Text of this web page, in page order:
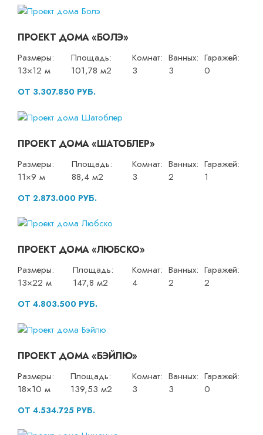
ПРОЕКТ ДОМА «БОЛЭ»
Размеры:
13×12 м
Площадь:
101,78 м2
Комнат:
3
Ванных:
3
Гаражей:
0
ОТ 3.307.850 РУБ.
ПРОЕКТ ДОМА «ШАТОБЛЕР»
Размеры:
11×9 м
Площадь:
88,4 м2
Комнат:
3
Ванных:
2
Гаражей:
1
ОТ 2.873.000 РУБ.
ПРОЕКТ ДОМА «ЛЮБСКО»
Размеры:
13×22 м
Площадь:
147,8 м2
Комнат:
4
Ванных:
2
Гаражей:
2
ОТ 4.803.500 РУБ.
ПРОЕКТ ДОМА «БЭЙЛЮ»
Размеры:
18×10 м
Площадь:
139,53 м2
Комнат:
3
Ванных:
3
Гаражей:
0
ОТ 4.534.725 РУБ.